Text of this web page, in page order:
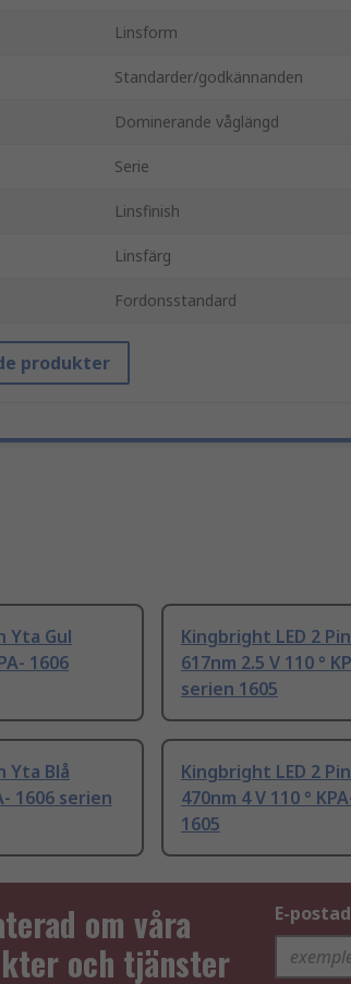
Linsform
Standarder/godkännanden
Dominerande våglängd
Serie
Linsfinish
Linsfärg
Fordonsstandard
produkter
Yta Gul
1606
Kingbright LED 2
617nm 2.5 V 110 °
serien 1605
Yta Blå
1606 serien
Kingbright LED 2
470nm 4 V 110 °
1605
om våra
och tjänster
E-